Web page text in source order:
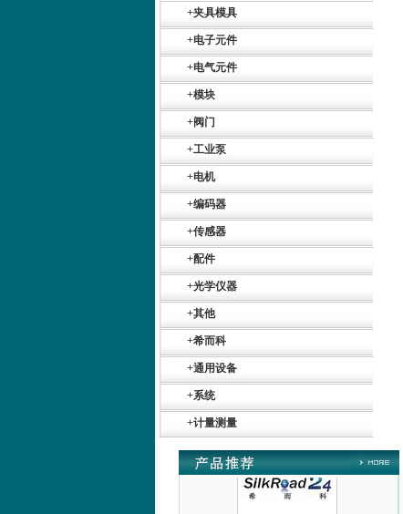
+夹具模具
+电子元件
+电气元件
+模块
+阀门
+工业泵
+电机
+编码器
+传感器
+配件
+光学仪器
+其他
+希而科
+通用设备
+系统
+计量测量
德国HBM